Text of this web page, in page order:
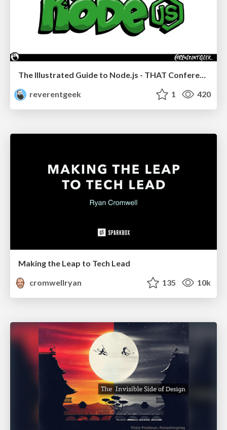
reverentgeek
1 420
Making the Leap to Tech Lead
cromwellryan
135 10k